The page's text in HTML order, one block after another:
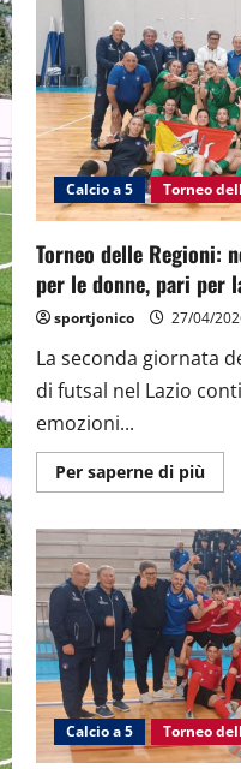
di
a
5:
la
è
Calcio a 5 Torneo
Torneo delle Regioni:
per le donne, pari per
sportjonico 27/04/
La seconda giornata
di futsal nel Lazio
emozioni...
Per saperne di più
per
le
pari
per
la
Calcio a 5 Torneo